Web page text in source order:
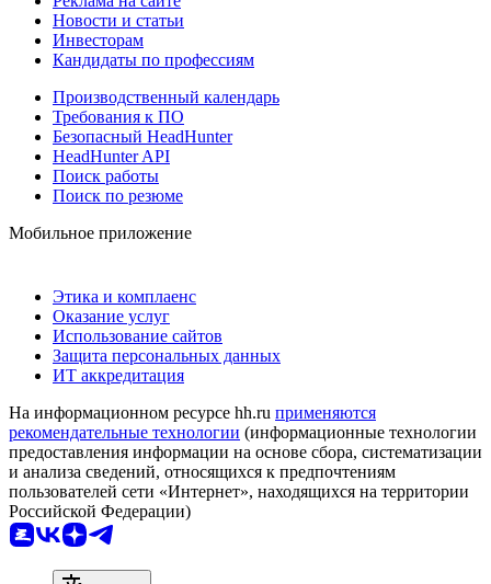
Новости и статьи
Инвесторам
Кандидаты по профессиям
Производственный календарь
Требования к ПО
Безопасный HeadHunter
HeadHunter API
Поиск работы
Поиск по резюме
Мобильное приложение
Этика и комплаенс
Оказание услуг
Использование сайтов
Защита персональных данных
ИТ аккредитация
На информационном ресурсе hh.ru применяются
рекомендательные технологии (информационные технологии
предоставления информации на основе сбора, систематизации
и анализа сведений, относящихся к предпочтениям
пользователей сети «Интернет», находящихся на территории
Российской Федерации)